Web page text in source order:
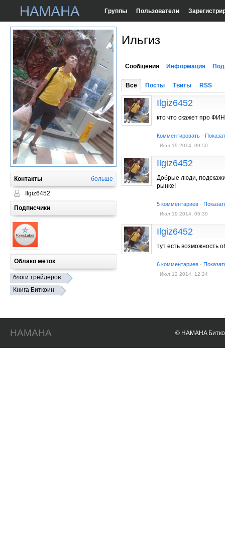
Группы Пользователи
Контакты больше
Ilgiz6452
Подписчики
Облако меток
блоги трейдеров
Книга Биткоин
Ильгиз
Сообщения Информация
Все Посты Твиты RSS
Ilgiz6452
кто что скажет про
Комментировать ·
Июл 19 2014, 09:50
Ilgiz6452
Добрые люди,
рынке!
5 комментариев ·
Июл 19 2014, 05:30
Ilgiz6452
тут есть возможность
6 комментариев ·
Июл 12 2014, 12:24
HAMAHA © HAMAHA